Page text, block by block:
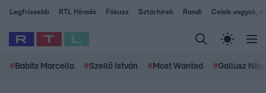
Legfrissebb RTL Híradó Fókusz Sztárhírek Randi Celeb vagyok,
# Babits Marcella #Szellő István # Most Wanted #Gallusz